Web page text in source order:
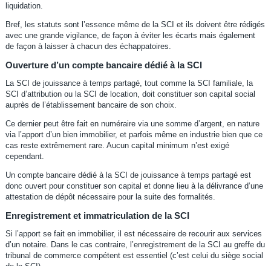
liquidation.
Bref, les statuts sont l’essence même de la SCI et ils doivent être rédigés
avec une grande vigilance, de façon à éviter les écarts mais également
de façon à laisser à chacun des échappatoires.
Ouverture d’un compte bancaire dédié à la SCI
La SCI de jouissance à temps partagé, tout comme la SCI familiale, la
SCI d’attribution ou la SCI de location, doit constituer son capital social
auprès de l’établissement bancaire de son choix.
Ce dernier peut être fait en numéraire via une somme d’argent, en nature
via l’apport d’un bien immobilier, et parfois même en industrie bien que ce
cas reste extrêmement rare. Aucun capital minimum n’est exigé
cependant.
Un compte bancaire dédié à la SCI de jouissance à temps partagé est
donc ouvert pour constituer son capital et donne lieu à la délivrance d’une
attestation de dépôt nécessaire pour la suite des formalités.
Enregistrement et immatriculation de la SCI
Si l’apport se fait en immobilier, il est nécessaire de recourir aux services
d’un notaire. Dans le cas contraire, l’enregistrement de la SCI au greffe du
tribunal de commerce compétent est essentiel (c’est celui du siège social